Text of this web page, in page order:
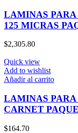
LAMINAS
125 MICRAS
$2,305.80
Quick view
Add to wishlist
Añadir al carrito
LAMINAS
CARNET
$164.70